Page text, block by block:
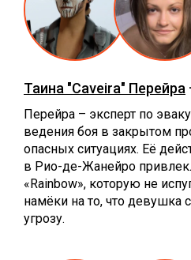
Таина "Caveira" Перейра
Перейра – эксперт по
ведения боя в закрытом
опасных ситуациях. Её
в Рио-де-Жанейро
«Rainbow», которую не
намёки на то, что девушка
угрозу.